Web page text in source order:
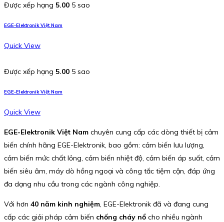
Được xếp hạng 5.00 5 sao
EGE-Elektronik Việt Nam
Quick View
Được xếp hạng 5.00 5 sao
EGE-Elektronik Việt Nam
Quick View
EGE-Elektronik Việt Nam chuyên cung cấp các dòng thiết bị cảm
biến chính hãng EGE-Elektronik, bao gồm: cảm biến lưu lượng,
cảm biến mức chất lỏng, cảm biến nhiệt độ, cảm biến áp suất, cảm
biến siêu âm, máy dò hồng ngoại và công tắc tiệm cận, đáp ứng
đa dạng nhu cầu trong các ngành công nghiệp.
Với hơn 40 năm kinh nghiệm, EGE-Elektronik đã và đang cung
cấp các giải pháp cảm biến chống cháy nổ cho nhiều ngành